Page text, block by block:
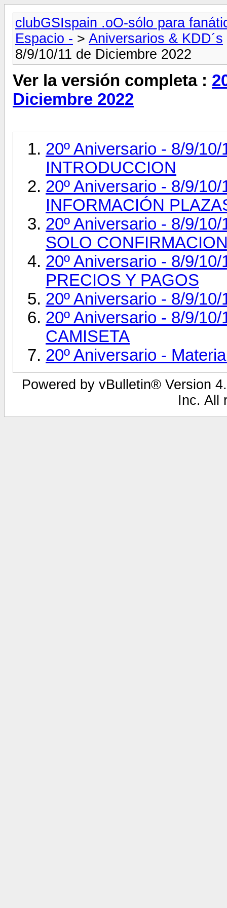
clubGSIspain .oO-sólo para
Espacio - > Aniversarios & KDD´s
8/9/10/11 de Diciembre 2022
Ver la versión completa :
Diciembre 2022
20º Aniversario - 8/9/
INTRODUCCION
20º Aniversario - 8/9/
INFORMACIÓN
20º Aniversario - 8/9/
SOLO
20º Aniversario - 8/9/
PRECIOS Y PAGOS
20º Aniversario - 8/9/
20º Aniversario - 8/9/
CAMISETA
20º Aniversario -
Powered by vBulletin® Version
Inc. All